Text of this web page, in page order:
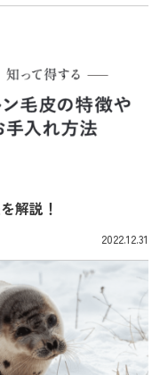
解説！
2022.12.31